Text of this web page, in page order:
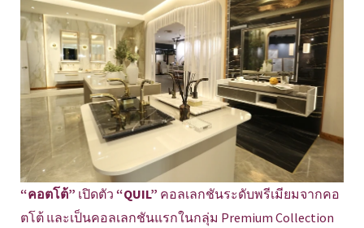
“คอตโต้” เปิดตัว “QUIL” คอลเลกชันระดับพรีเมียมจากคอ
ตโต้ และเป็นคอลเลกชันแรกในกลุ่ม Premium Collection